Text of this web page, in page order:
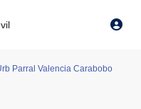
Parral Valencia Carabobo